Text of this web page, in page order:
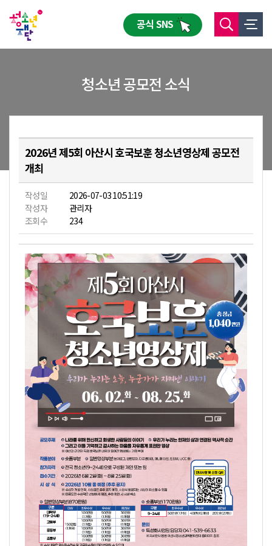
공식 SNS
청소년 공모전 소식
2026년 제5회 아산시 호국보훈 청소년영상제 공모전
개최
작성일
2026-07-03 10:51:19
작성자
관리자
조회수
234